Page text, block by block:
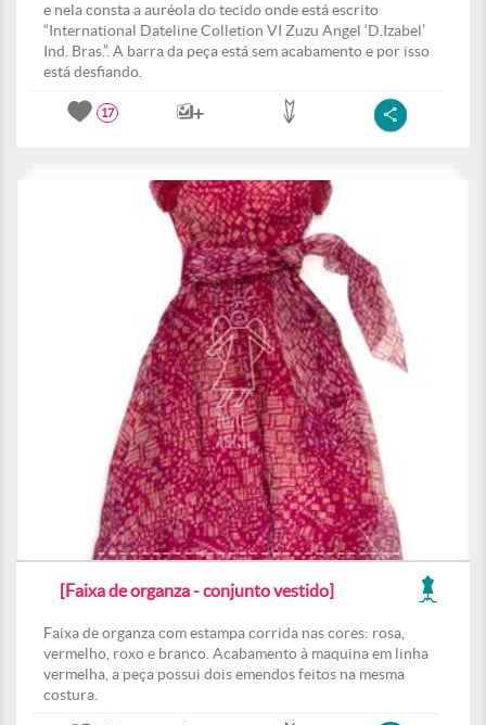
e nela consta a auréola do tecido onde está escrito
“International Dateline Colletion VI Zuzu Angel ‘D.Izabel’
Ind. Bras.”. A barra da peça está sem acabamento e por isso
está desfiando.
17
[Faixa de organza - conjunto vestido]
Faixa de organza com estampa corrida nas cores: rosa,
vermelho, roxo e branco. Acabamento à maquina em linha
vermelha, a peça possui dois emendos feitos na mesma
costura.